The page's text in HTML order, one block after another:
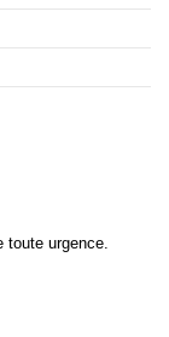
urgence.